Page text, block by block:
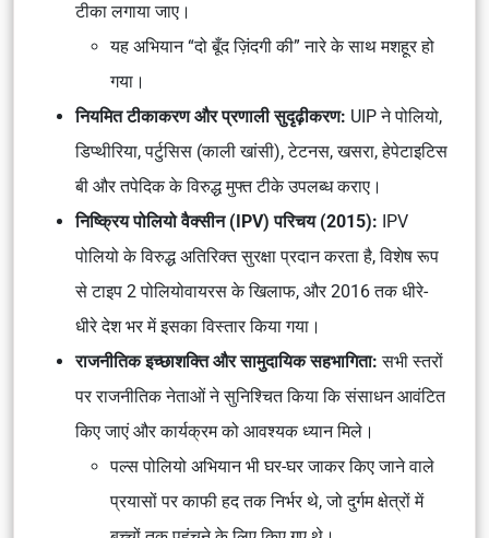
टीका लगाया जाए।
यह अभियान “दो बूँद ज़िंदगी की” नारे के साथ मशहूर हो
गया।
नियमित टीकाकरण और प्रणाली सुदृढ़ीकरण: UIP ने पोलियो,
डिप्थीरिया, पर्टुसिस (काली खांसी), टेटनस, खसरा, हेपेटाइटिस
बी और तपेदिक के विरुद्ध मुफ्त टीके उपलब्ध कराए।
निष्क्रिय पोलियो वैक्सीन (IPV) परिचय (2015): IPV
पोलियो के विरुद्ध अतिरिक्त सुरक्षा प्रदान करता है, विशेष रूप
से टाइप 2 पोलियोवायरस के खिलाफ, और 2016 तक धीरे-
धीरे देश भर में इसका विस्तार किया गया।
राजनीतिक इच्छाशक्ति और सामुदायिक सहभागिता:सभी स्तरों
पर राजनीतिक नेताओं ने सुनिश्चित किया कि संसाधन आवंटित
किए जाएं और कार्यक्रम को आवश्यक ध्यान मिले।
पल्स पोलियो अभियान भी घर-घर जाकर किए जाने वाले
प्रयासों पर काफी हद तक निर्भर थे, जो दुर्गम क्षेत्रों में